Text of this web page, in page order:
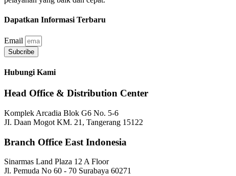
Dapatkan Informasi Terbaru
Email
Subcribe
Hubungi Kami
Head Office & Distribution Center
Komplek Arcadia Blok G6 No. 5-6
JI. Daan Mogot KM. 21, Tangerang 15122
Branch Office East Indonesia
Sinarmas Land Plaza 12 A Floor
Jl. Pemuda No 60 - 70 Surabaya 60271